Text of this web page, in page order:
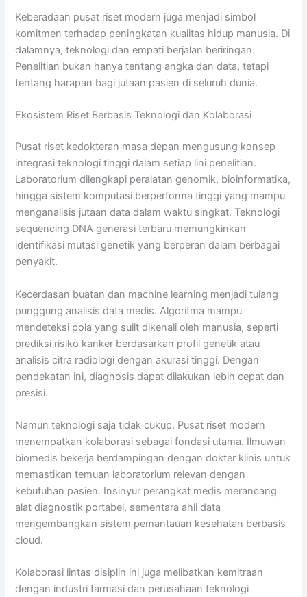
Keberadaan pusat riset modern juga menjadi simbol
komitmen terhadap peningkatan kualitas hidup manusia. Di
dalamnya, teknologi dan empati berjalan beriringan.
Penelitian bukan hanya tentang angka dan data, tetapi
tentang harapan bagi jutaan pasien di seluruh dunia.
Ekosistem Riset Berbasis Teknologi dan Kolaborasi
Pusat riset kedokteran masa depan mengusung konsep
integrasi teknologi tinggi dalam setiap lini penelitian.
Laboratorium dilengkapi peralatan genomik, bioinformatika,
hingga sistem komputasi berperforma tinggi yang mampu
menganalisis jutaan data dalam waktu singkat. Teknologi
sequencing DNA generasi terbaru memungkinkan
identifikasi mutasi genetik yang berperan dalam berbagai
penyakit.
Kecerdasan buatan dan machine learning menjadi tulang
punggung analisis data medis. Algoritma mampu
mendeteksi pola yang sulit dikenali oleh manusia, seperti
prediksi risiko kanker berdasarkan profil genetik atau
analisis citra radiologi dengan akurasi tinggi. Dengan
pendekatan ini, diagnosis dapat dilakukan lebih cepat dan
presisi.
Namun teknologi saja tidak cukup. Pusat riset modern
menempatkan kolaborasi sebagai fondasi utama. Ilmuwan
biomedis bekerja berdampingan dengan dokter klinis untuk
memastikan temuan laboratorium relevan dengan
kebutuhan pasien. Insinyur perangkat medis merancang
alat diagnostik portabel, sementara ahli data
mengembangkan sistem pemantauan kesehatan berbasis
cloud.
Kolaborasi lintas disiplin ini juga melibatkan kemitraan
dengan industri farmasi dan perusahaan teknologi